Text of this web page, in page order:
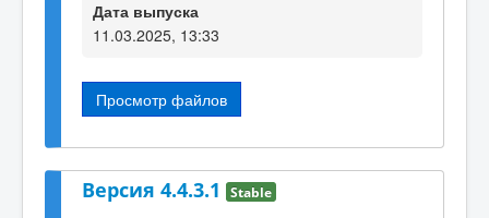
Дата выпуска
11.03.2025, 13:33
Просмотр файлов
Версия 4.4.3.1 Stable